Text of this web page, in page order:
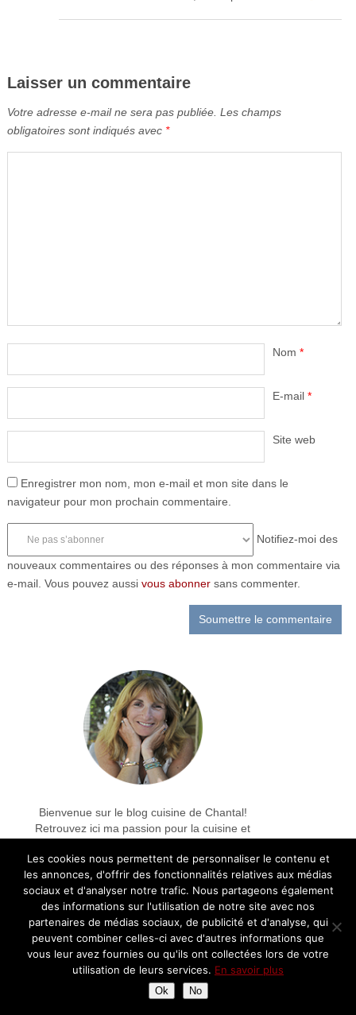
Laisser un commentaire
Votre adresse e-mail ne sera pas publiée. Les champs
obligatoires sont indiqués avec *
Nom *
E-mail *
Site web
Enregistrer mon nom, mon e-mail et mon site dans le
navigateur pour mon prochain commentaire.
Notifiez-moi des
nouveaux commentaires ou des réponses à mon commentaire via
e-mail. Vous pouvez aussi vous abonnersans commenter.
Bienvenue sur le blog cuisine de Chantal!
Retrouvez ici ma passion pour la cuisine et
découvertes, balades gourmandes et avis
sur les restaurants
Partenariats
Les cookies nous permettent de personnaliser le contenu et
les annonces, d'offrir des fonctionnalités relatives aux médias
sociaux et d'analyser notre trafic. Nous partageons également
des informations sur l'utilisation de notre site avec nos
partenaires de médias sociaux, de publicité et d'analyse, qui
peuvent combiner celles-ci avec d'autres informations que
vous leur avez fournies ou qu'ils ont collectées lors de votre
utilisation de leurs services. En savoir plus
Ok No